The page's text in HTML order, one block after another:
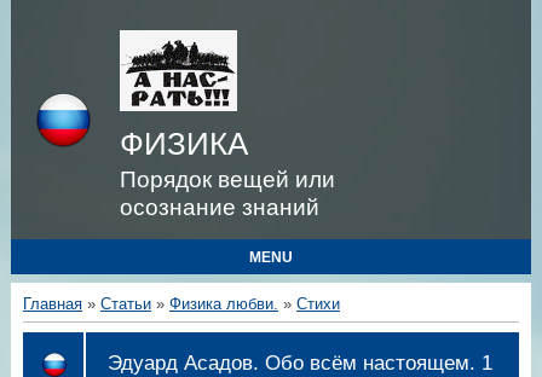
ФИЗИКА
Порядок вещей или
осознание знаний
MENU
Главная» Статьи» Физика любви. » Стихи
Эдуард Асадов. Обо всём настоящем. 1